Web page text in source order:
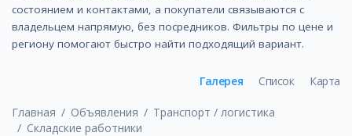
состоянием и контактами, а покупатели связываются с
владельцем напрямую, без посредников. Фильтры по цене и
региону помогают быстро найти подходящий вариант.
Главная Объявления
Транспорт / логистика
Складские работники
Галерея Список Карта